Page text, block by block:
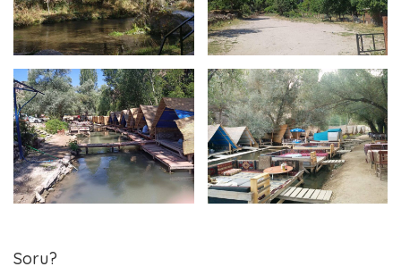
Soru?